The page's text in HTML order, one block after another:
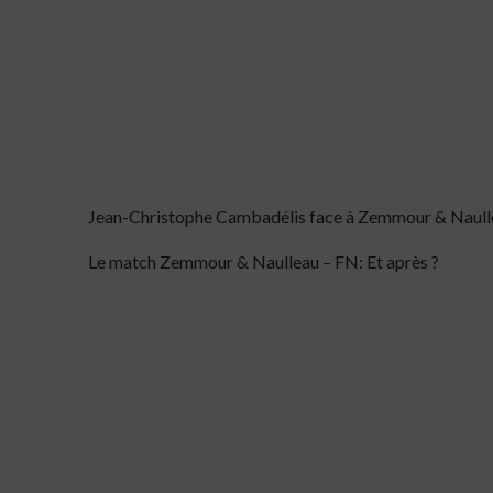
Jean-Christophe Cambadélis face à Zemmour &
Le match Zemmour & Naulleau – FN: Et après ?